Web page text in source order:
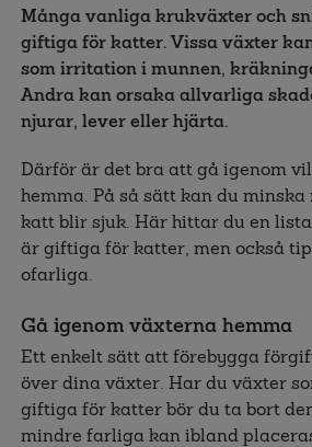
Många vanliga krukväxter och
giftiga för katter. Vissa växter
som irritation i munnen,
Andra kan orsaka allvarliga
njurar, lever eller hjärta.
Därför är det bra att gå igenom
hemma. På så sätt kan du
katt blir sjuk. Här hittar du en
är giftiga för katter, men också
ofarliga.
Gå igenom växterna hemma
Ett enkelt sätt att förebygga
över dina växter. Har du växter
giftiga för katter bör du ta bort
mindre farliga kan ibland